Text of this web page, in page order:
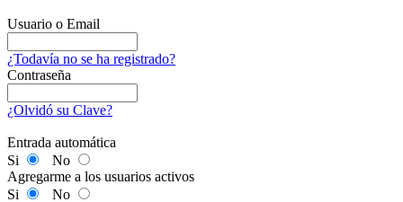
Usuario o Email
¿Todavía no se ha registrado?
Contraseña
¿Olvidó su Clave?
Entrada automática
Si
No
Agregarme a los usuarios activos
Si
No